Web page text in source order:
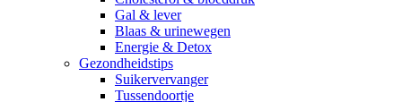
Gal & lever
Blaas & urinewegen
Energie & Detox
Gezondheidstips
Suikervervanger
Tussendoortje